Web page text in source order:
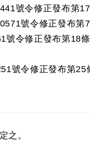
號令修正發布第
號令修正發布第
令修正發布第18
號令修正發布第25
之。